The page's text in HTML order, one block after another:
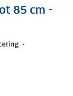
85 cm -